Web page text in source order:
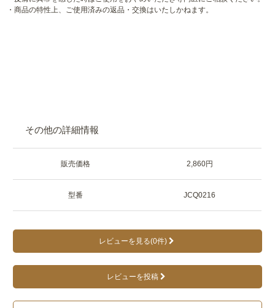
・商品の特性上、ご使用済みの返品・交換はいたしかねます。
その他の詳細情報
販売価格 2,860円
型番 JCQ0216
レビューを見る(0件)
レビューを投稿